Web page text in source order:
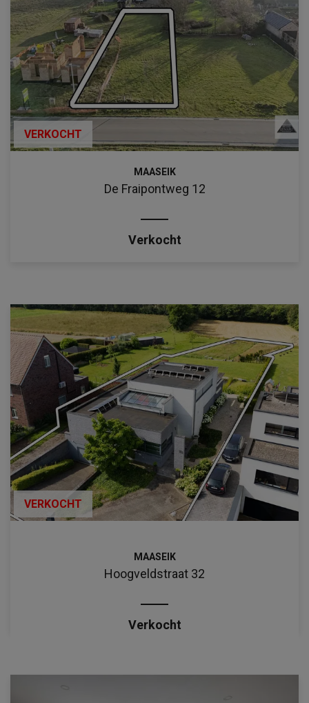
VERKOCHT
MAASEIK
De Fraipontweg 12
Verkocht
VERKOCHT
MAASEIK
Hoogveldstraat 32
Verkocht